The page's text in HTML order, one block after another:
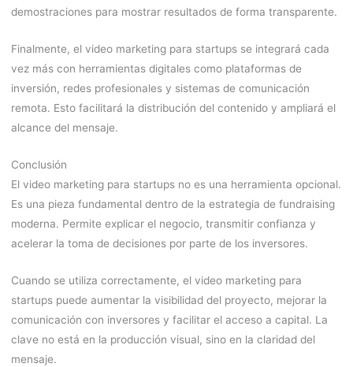
demostraciones para mostrar resultados de forma transparente.
Finalmente, el video marketing para startups se integrará cada
vez más con herramientas digitales como plataformas de
inversión, redes profesionales y sistemas de comunicación
remota. Esto facilitará la distribución del contenido y ampliará el
alcance del mensaje.
Conclusión
El video marketing para startups no es una herramienta opcional.
Es una pieza fundamental dentro de la estrategia de fundraising
moderna. Permite explicar el negocio, transmitir confianza y
acelerar la toma de decisiones por parte de los inversores.
Cuando se utiliza correctamente, el video marketing para
startups puede aumentar la visibilidad del proyecto, mejorar la
comunicación con inversores y facilitar el acceso a capital. La
clave no está en la producción visual, sino en la claridad del
mensaje.